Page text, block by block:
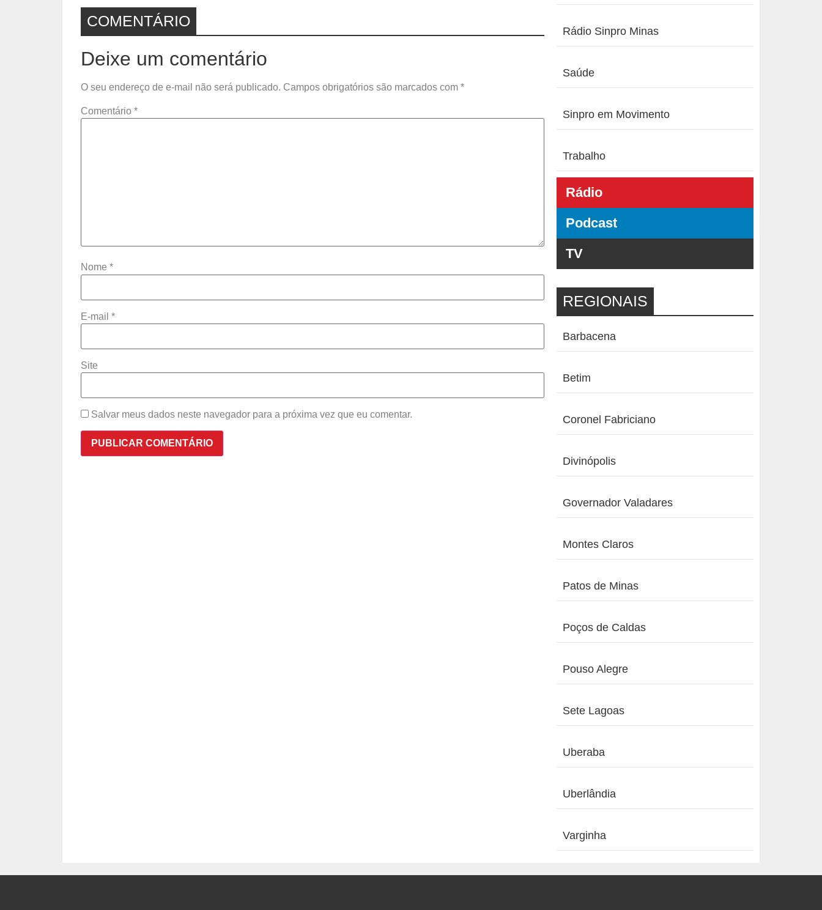
COMENTÁRIO
Deixe um comentário
O seu endereço de e-mail não será publicado. Campos obrigatórios são marcados com *
Comentário *
Nome *
E-mail *
Site
Salvar meus dados neste navegador para a próxima vez que eu comentar.
Rádio Sinpro Minas
Saúde
Sinpro em Movimento
Trabalho
Rádio
Podcast
TV
REGIONAIS
Barbacena
Betim
Coronel Fabriciano
Divinópolis
Governador Valadares
Montes Claros
Patos de Minas
Poços de Caldas
Pouso Alegre
Sete Lagoas
Uberaba
Uberlândia
Varginha